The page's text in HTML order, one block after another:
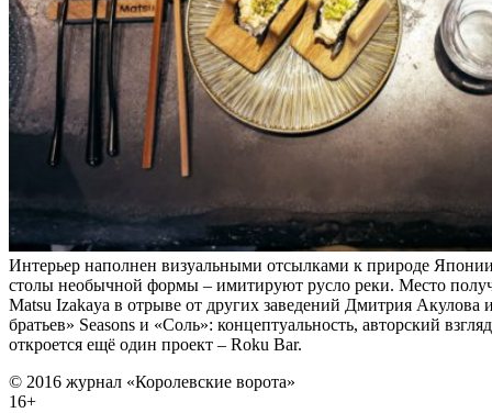
Интерьер наполнен визуальными отсылками к природе
столы необычной формы – имитируют русло реки. Место
Matsu Izakaya в отрыве от других заведений Дмитрия
братьев» Seasons и «Соль»: концептуальность, авторский
откроется ещё один проект – Roku Bar.
© 2016 журнал «Королевские ворота»
16+